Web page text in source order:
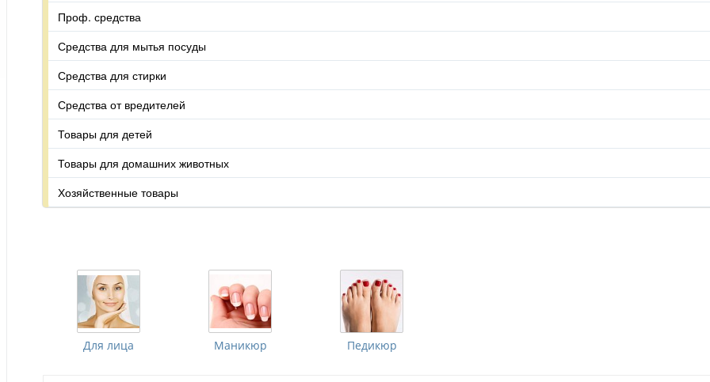
Проф. средства
Средства для мытья посуды
Средства для стирки
Средства от вредителей
Товары для детей
Товары для домашних животных
Хозяйственные товары
Для лица Маникюр Педикюр